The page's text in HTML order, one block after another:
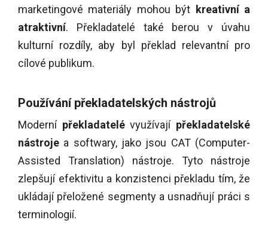
marketingové materiály mohou být kreativní a
atraktivní. Překladatelé také berou v úvahu
kulturní rozdíly, aby byl překlad relevantní pro
cílové publikum.
Používání překladatelských nástrojů
Moderní překladatelévyužívají překladatelské
nástroje a softwary, jako jsou CAT (Computer-
Assisted Translation) nástroje. Tyto nástroje
zlepšují efektivitu a konzistenci překladu tím, že
ukládají přeložené segmenty a usnadňují práci s
terminologií.